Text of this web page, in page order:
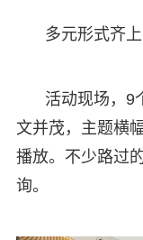
多元形式齐
活动现场，9
文并茂，主题横
播放。不少路过
询。